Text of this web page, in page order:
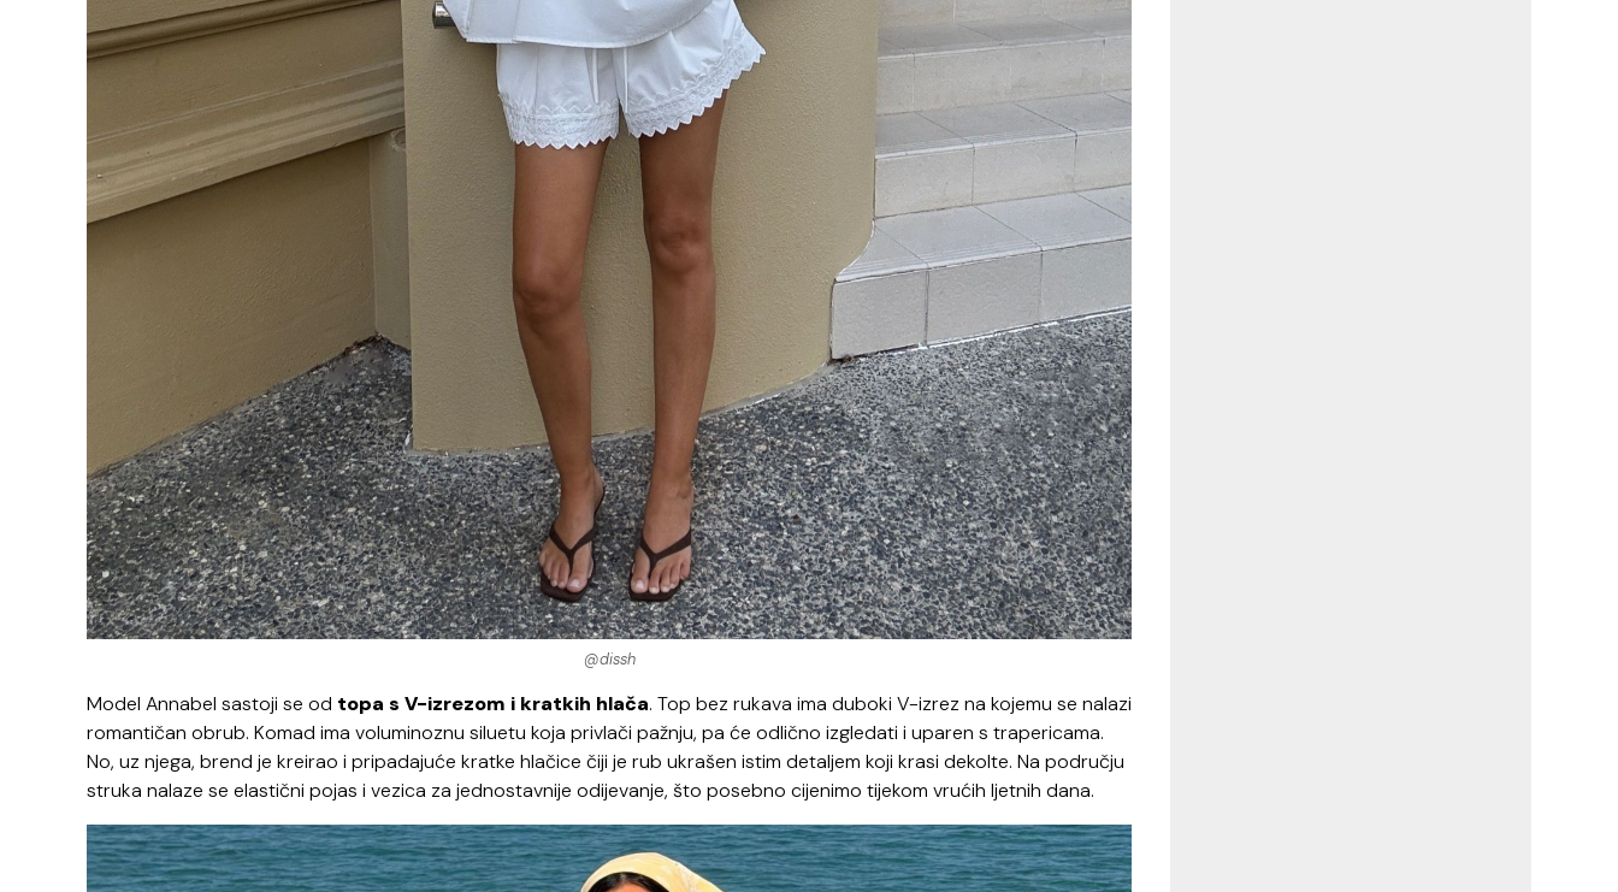
@dissh
Model Annabel sastoji se od topa s V-izrezom i kratkih hlača. Top bez rukava ima duboki V-izrez na kojemu se nalazi
romantičan obrub. Komad ima voluminoznu siluetu koja privlači pažnju, pa će odlično izgledati i uparen s trapericama.
No, uz njega, brend je kreirao i pripadajuće kratke hlačice čiji je rub ukrašen istim detaljem koji krasi dekolte. Na području
struka nalaze se elastični pojas i vezica za jednostavnije odijevanje, što posebno cijenimo tijekom vrućih ljetnih dana.